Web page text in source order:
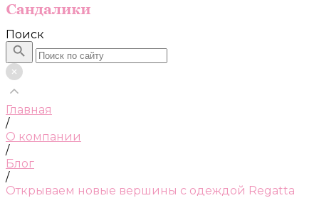
Поиск
Главная
/
О компании
/
Блог
/
Открываем новые вершины с одеждой Regatta